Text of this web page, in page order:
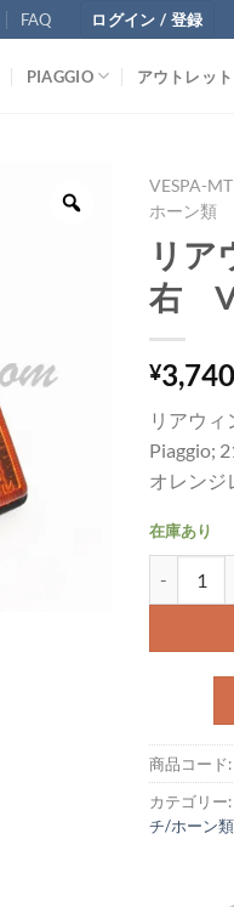
FAQ ログイン / 登録
PIAGGIO アウトレット
VESPA-MT
ホーン類
リ
右
¥
リアウ
Piaggio;
オレンジ
在庫あり
商品コード
カテゴリー
チ/ホーン類